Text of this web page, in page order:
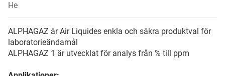
He
ALPHAGAZ är Air Liquides enkla och säkra produktval för
laboratorieändamål
ALPHAGAZ 1 är utvecklat för analys från % till ppm